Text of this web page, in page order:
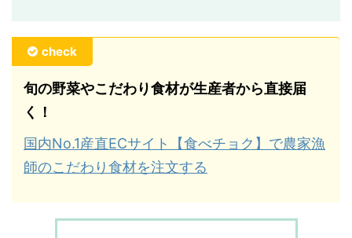
check
旬の野菜やこだわり食材が生産者から直接届
く！
国内No.1産直ECサイト【食べチョク】で農家漁
師のこだわり食材を注文する